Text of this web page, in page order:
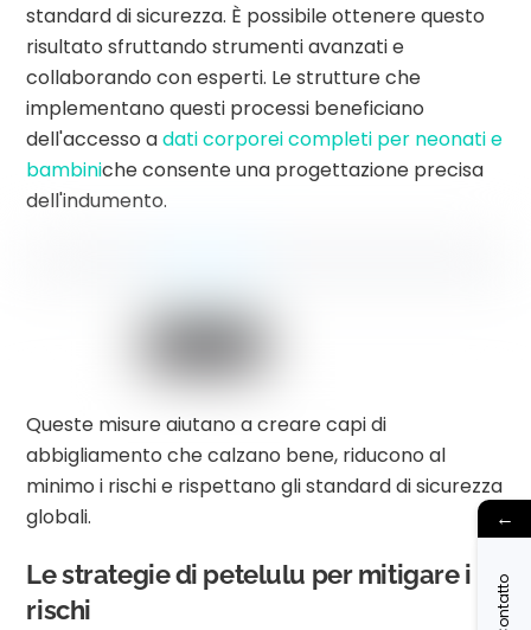
standard di sicurezza. È possibile ottenere questo
risultato sfruttando strumenti avanzati e
collaborando con esperti. Le strutture che
implementano questi processi beneficiano
dell'accesso adati corporei completi per neonati e
bambiniche consente una progettazione precisa
dell'indumento.
Queste misure aiutano a creare capi di
abbigliamento che calzano bene, riducono al
minimo i rischi e rispettano gli standard di sicurezza
globali.
Le strategie di petelulu per mitigare i
rischi
←
Contatto